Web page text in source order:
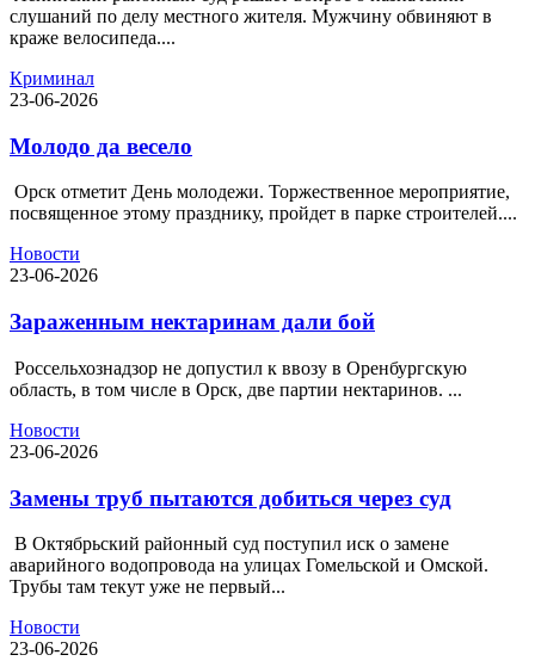
слушаний по делу местного жителя. Мужчину обвиняют в
краже велосипеда....
Криминал
23-06-2026
Молодо да весело
Орск отметит День молодежи. Торжественное мероприятие,
посвященное этому празднику, пройдет в парке строителей....
Новости
23-06-2026
Зараженным нектаринам дали бой
Россельхознадзор не допустил к ввозу в Оренбургскую
область, в том числе в Орск, две партии нектаринов. ...
Новости
23-06-2026
Замены труб пытаются добиться через суд
В Октябрьский районный суд поступил иск о замене
аварийного водопровода на улицах Гомельской и Омской.
Трубы там текут уже не первый...
Новости
23-06-2026